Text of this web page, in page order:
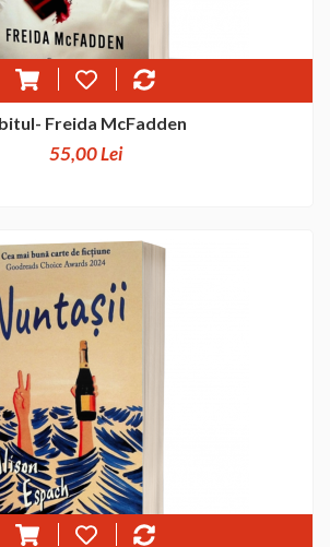
Freida McFadden
55,00 Lei